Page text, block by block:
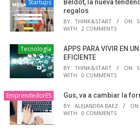
Startups
Beldot, la nueva
regalos
BY: THINK&START ON:
WITH: 2 COMMENTS
Tecnología
APPS PARA VIVIR EN
EFICIENTE
BY: THINK&START ON:
WITH: 0 COMMENTS
EmprendedorES Gus, va a cambiar la
BY: ALEJANDRA BAEZ ON:
WITH: 0 COMMENTS